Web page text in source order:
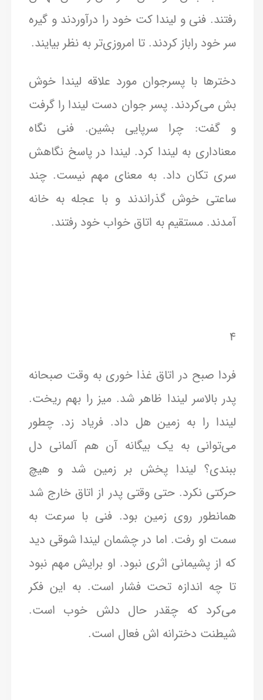
رفتند. فنی و لیندا کت خود را درآوردند و گیره
سر خود راباز کردند. تا امروزی‌تر به نظر بیایند.
دخترها با پسرجوان مورد علاقه لیندا خوش
‌بش می‌کردند. پسر جوان دست لیندا را گرفت
و گفت: چرا سرپایی بشین. فنی نگاه
معناداری به لیندا کرد. لیندا در پاسخ نگاهش
سری تکان داد. به معنای مهم نیست. چند
ساعتی خوش گذراندند و با عجله به خانه
آمدند. مستقیم به اتاق خواب خود رفتند.
۴
فردا صبح در اتاق غذا خوری به وقت صبحانه
پدر بالاسر لیندا ظاهر شد.‌ میز را بهم ریخت.
لیندا را به زمین هل داد. فریاد زد. چطور
می‌توانی به یک بیگانه آن هم آلمانی دل
ببندی؟ لیندا پخش بر زمین شد و هیچ
حرکتی نکرد. حتی وقتی پدر از اتاق خارج شد
همانطور روی زمین بود. فنی با سرعت به
سمت او رفت. اما در چشمان لیندا شوقی دید
که از پشیمانی اثری نبود. او برایش مهم نبود
تا چه اندازه تحت فشار است. به این فکر
می‌کرد که چقدر حال دلش خوب است.
شیطنت دخترانه اش فعال است.